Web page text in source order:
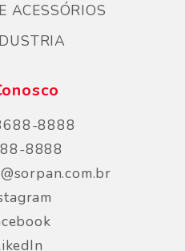
ACESSÓRIOS
8888
8888